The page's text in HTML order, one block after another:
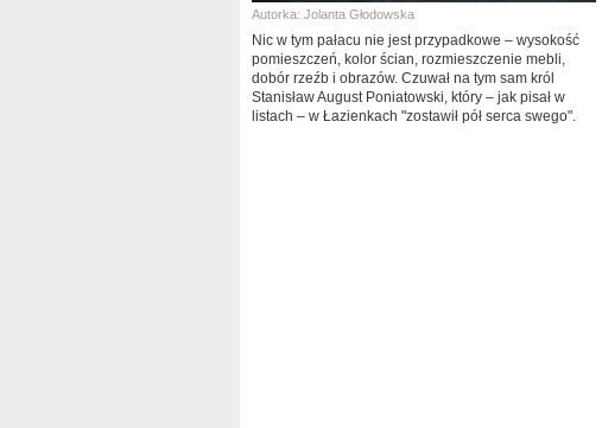
Autorka: Jolanta Głodowska
Nic w tym pałacu nie jest przypadkowe – wysokość
pomieszczeń, kolor ścian, rozmieszczenie mebli,
dobór rzeźb i obrazów. Czuwał na tym sam król
Stanisław August Poniatowski, który – jak pisał w
listach – w Łazienkach "zostawił pół serca swego".